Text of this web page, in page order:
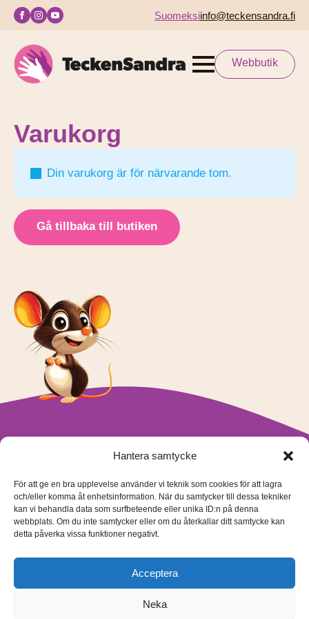
Hantera samtycke
För att ge en bra upplevelse använder vi teknik som cookies för att lagra
och/eller komma åt enhetsinformation. När du samtycker till dessa tekniker
kan vi behandla data som surfbeteende eller unika ID:n på denna
webbplats. Om du inte samtycker eller om du återkallar ditt samtycke kan
detta påverka vissa funktioner negativt.
Acceptera
Neka
Suomeksiinfo@teckensandra.fi
Webbutik
Varukorg
Din varukorg är för närvarande tom.
Gå tillbaka till butiken
Tecken Sandra Oy Ab
info@teckensandra.fi
Vårt verksamhetsutrymme HÖRNAN ligger i Sibbo.